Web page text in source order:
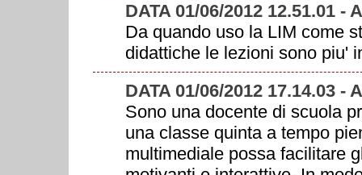
DATA 01/06/2012 12.51.01 -
Da quando uso la LIM come
didattiche le lezioni sono piu'
DATA 01/06/2012 17.14.03 -
Sono una docente di scuola
una classe quinta a tempo
multimediale possa facilitare